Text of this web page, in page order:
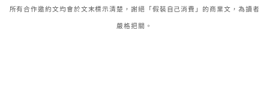
所有合作邀約文均會於文末標示清楚，謝絕「假裝自己消費」的商業文，為讀者
嚴格把關。